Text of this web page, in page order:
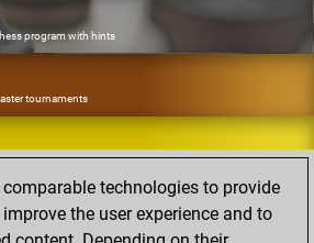
program with hints
tournaments
openings
technologies to provide
the user experience and to